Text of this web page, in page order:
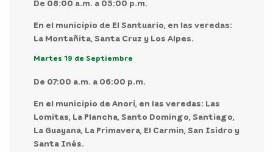
De 08:00 a.m. a 05:00 p.m.
En el municipio de El Santuario, en las veredas:
La Montañita, Santa Cruz y Los Alpes.
Martes 19 de Septiembre
De 07:00 a.m. a 06:00 p.m.
En el municipio de Anorí, en las veredas: Las
Lomitas, La Plancha, Santo Domingo, Santiago,
La Guayana, La Primavera, El Carmin, San Isidro y
Santa Inés.